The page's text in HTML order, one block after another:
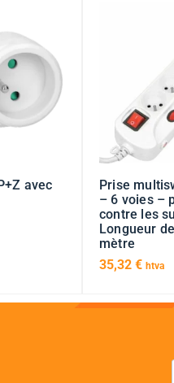
avec
Prise
– 6 voies –
contre les
Longueur
mètre
35,32 € htva